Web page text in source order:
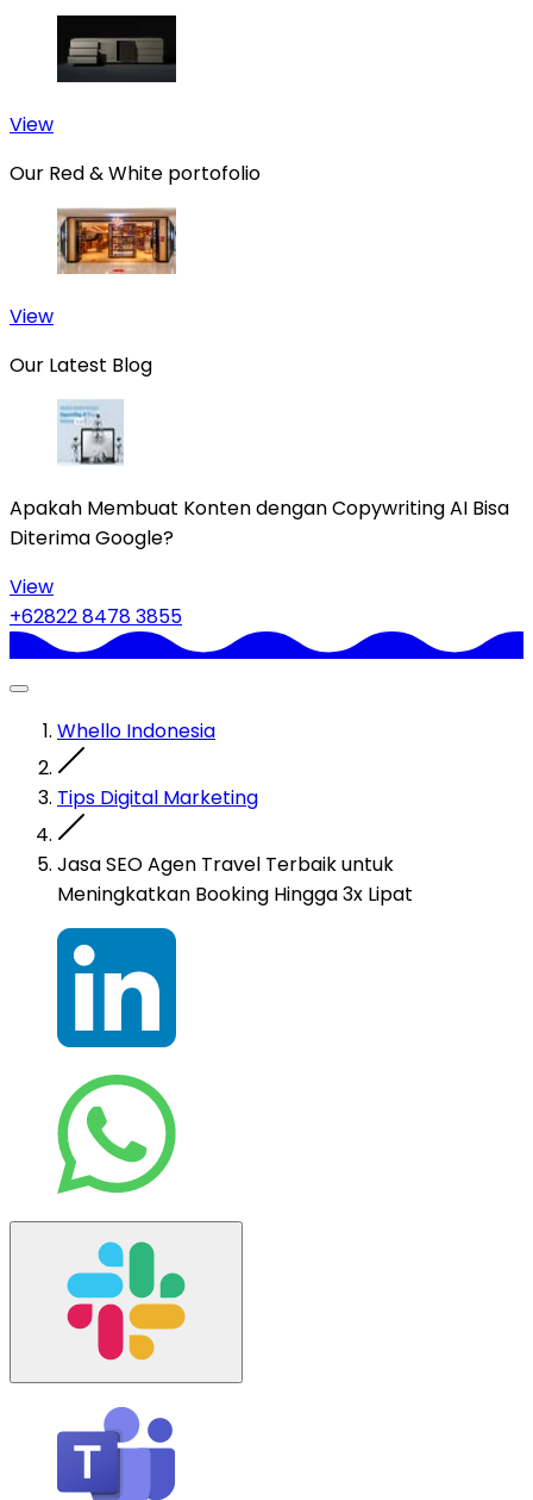
View
Our Red & White portofolio
View
Our Latest Blog
Apakah Membuat Konten dengan Copywriting AI Bisa
Diterima Google?
View
+62822 8478 3855
Whello Indonesia
Tips Digital Marketing
Jasa SEO Agen Travel Terbaik untuk
Meningkatkan Booking Hingga 3x Lipat